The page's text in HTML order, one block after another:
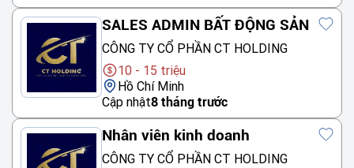
SALES ADMIN BẤT ĐỘNG SẢN
CÔNG TY CỔ PHẦN CT HOLDING
10 - 15 triệu
Hồ Chí Minh
Cập nhật8 tháng trước
Nhân viên kinh doanh
CÔNG TY CỔ PHẦN CT HOLDING